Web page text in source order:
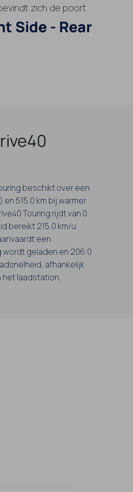
zich de poort
Side - Rear
beschikt over een
515.0 km bij warmer
Touring rijdt van 0
bereikt 215.0 km/u.
een
wordt geladen en 206.0
afhankelijk
het laadstation.